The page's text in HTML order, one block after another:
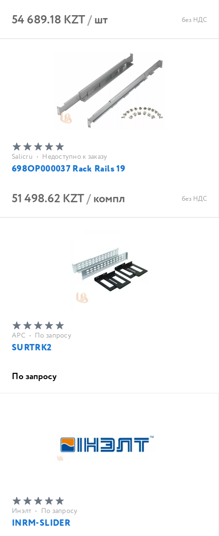
54 689.18 KZT/шт без НДС
Salicru • Недоступно к заказу
698OP000037 Rack Rails 19
51 498.62 KZT/компл без НДС
APC • По запросу
SURTRK2
По запросу
Инэлт • По запросу
INRM-SLIDER